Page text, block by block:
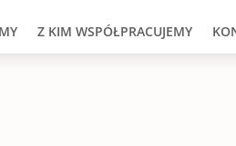
Z KIM WSPÓŁPRACUJEMY